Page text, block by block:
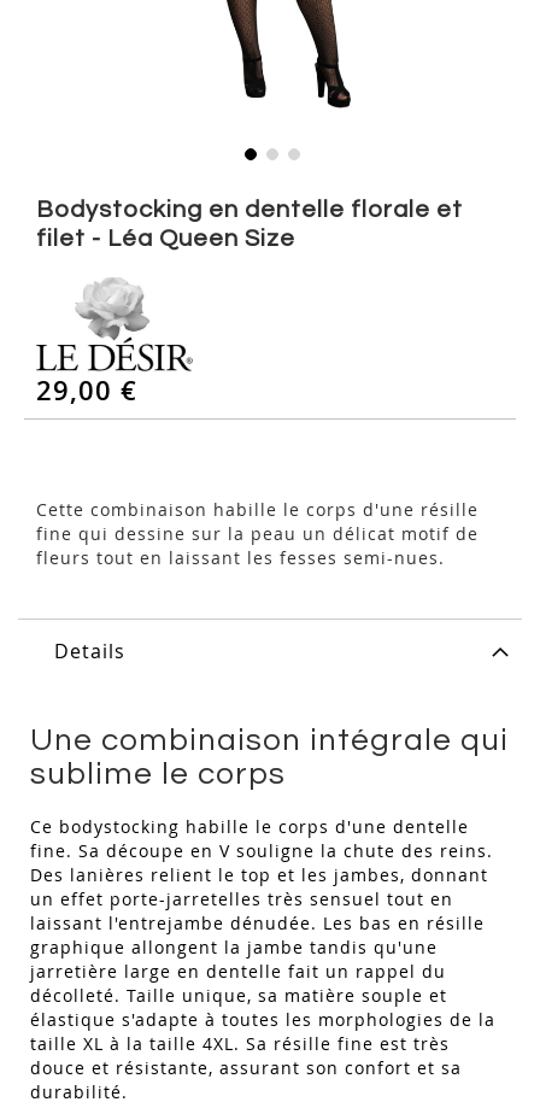
the
beginning
gallery
Bodystocking en dentelle florale et
filet - Léa Queen Size
29,00 €
Cette combinaison habille le corps d'une résille
fine qui dessine sur la peau un délicat motif de
fleurs tout en laissant les fesses semi-nues.
Details
Une combinaison intégrale qui
sublime le corps
Ce bodystocking habille le corps d'une dentelle
fine. Sa découpe en V souligne la chute des reins.
Des lanières relient le top et les jambes, donnant
un effet porte-jarretelles très sensuel tout en
laissant l'entrejambe dénudée. Les bas en résille
graphique allongent la jambe tandis qu'une
jarretière large en dentelle fait un rappel du
décolleté. Taille unique, sa matière souple et
élastique s'adapte à toutes les morphologies de la
taille XL à la taille 4XL. Sa résille fine est très
douce et résistante, assurant son confort et sa
durabilité.